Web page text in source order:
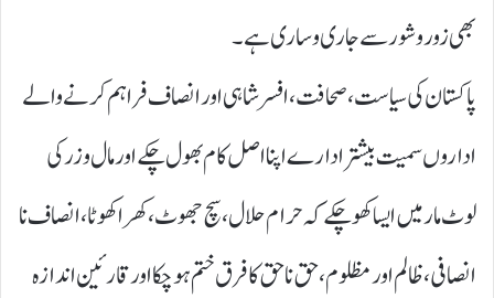
بھی زور و شور سے جاری و ساری ہے۔
پاکستان کی سیاست، صحافت، افسر شاہی اور انصاف فراہم کرنے والے
اداروں سمیت بیشتر ادارے اپنا اصل کام بھول چکے اور مال و زر کی
لوٹ مار میں ایسا کھو چکے کہ حرام حلال، سچ جھوٹ، کھرا کھوٹا، انصاف نا
انصافی، ظالم اور مظلوم، حق ناحق کا فرق ختم ہو چکا اور قارئین اندازہ